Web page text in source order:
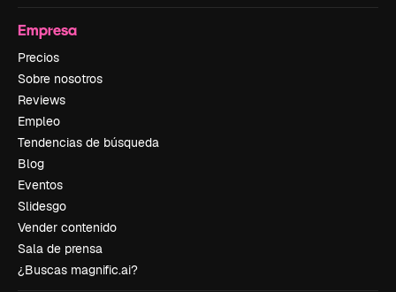
Empresa
Precios
Sobre nosotros
Reviews
Empleo
Tendencias de búsqueda
Blog
Eventos
Slidesgo
Vender contenido
Sala de prensa
¿Buscas magnific.ai?